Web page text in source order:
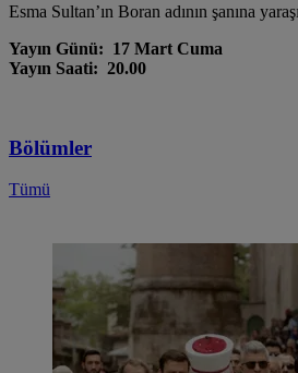
Esma Sultan’ın Boran adının şanına
Yayın Günü: 17 Mart Cuma
Yayın Saati: 20.00
Bölümler
Tümü